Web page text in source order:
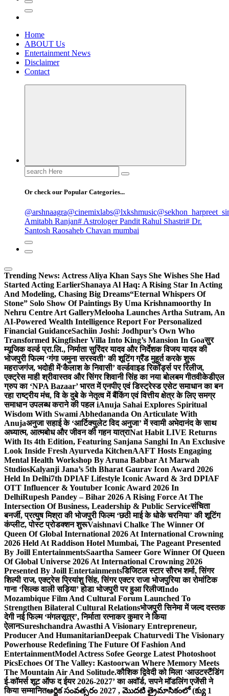
Home
ABOUT Us
Entertainment News
Disclaimer
Contact
Search
for:
Or check our Popular Categories...
@arshnaagra@cinemixlabs@lxkshmusic
Amitabh Ranjan# Astrologer Pandit Rahul Shastri# Dr.
Santosh Raosaheb Chavan mumbai
Trending News: Actress Aliya Khan Says She Wishes She Had
Started Acting EarlierShanaya Al Haq: A Rising Star In Acting
And Modeling, Chasing Big Dreams“Eternal Whispers Of
Stone” Solo Show Of Paintings By Uma Krishnamoorthy In
Nehru Centre Art GalleryMelooha Launches Artha Sutram, An
AI-Powered Wealth Intelligence Report For Personalized
Financial GuidanceSachiin Joshi: Jodhpur’s Own Who
Transformed Kingfisher Villa Into King’s Mansion In Goaसुर
म्यूजिक वर्ल्ड प्रा.लि., निर्माता सुरिंदर यादव और निर्देशक विजय यादव की
भोजपुरी फिल्म ‘गंगा जमुना सरस्वती’ की शूटिंग ग्रैंड मुहूर्त करके शुरू
महराजगंज, भदोही में‘कैलाश के निवासी’ वर्ल्डवाइड रिकॉर्ड्स पर रिलीज,
एक्ट्रेस माही श्रीवास्तव और सिंगर शिवानी सिंह का नया बोलबम गीतवीकेडीएल
ग्रुप का ‘NPA Bazaar’ भारत में एनपीए एवं डिस्ट्रेस्ड एसेट समाधान का बन
रहा राष्ट्रीय मंच, वि के दुबे के नेतृत्व में बैंकिंग एवं वित्तीय क्षेत्र के लिए समग्र
समाधान उपलब्ध कराने की पहल iAnuja Sahai Explores Spiritual
Wisdom With Swami Abhedananda On Articulate With
Anujaअनुजा सहाई के ‘आर्टिक्युलेट विद अनुजा’ में स्वामी अभेदानंद के साथ
अध्यात्म, आत्मबोध और जीवन की गहन यात्राNat Habit LIVE Returns
With Its 4th Edition, Featuring Sanjana Sanghi In An Exclusive
Look Inside Fresh Ayurveda KitchenAAFT Hosts Engaging
Mental Health Workshop By Aruna Babbar At Marwah
StudiosKalyanji Jana’s 5th Bharat Gaurav Icon Award 2026
Held In Delhi7th DPIAF Lifestyle Iconic Award & 3rd DPIAF
OTT Influencer & Youtuber Iconic Award 2026 In
DelhiRupesh Pandey – Bihar 2026 A Rising Force At The
Intersection Of Business, Leadership & Public Serviceसंचिता
बनर्जी, प्रत्युष मिश्रा की भोजपुरी फिल्म ‘छठी माई के धोके चरनिया’ की शूटिंग
कंप्लीट, पोस्ट प्रोडक्शन शुरूVaishnavi Chalke The Winner Of
Queen Of Global International 2026 At International Crowning
2026 Held At Raddison Hotel Mumbai, The Pageant Presented
By Joill EntertainmentsSaartha Sameer Gore Winner Of Queen
Of Global Universe 2026 At International Crowning 2026
Presented By Joill Entertainmentsडिजिटल स्टार सौरभ शर्मा, सिंगर
शिल्पी राज, एक्ट्रेस प्रियांशु सिंह, सिंगर एक्टर राजा भोजपुरिया का रोमांटिक
गाना ‘सिल्क वाली सड़िया’ होडा भोजपुरी पर हुआ रिलीजIndo
Mozambique Film And Cultural Forum Launched To
Strengthen Bilateral Cultural Relationsभोजपुरी सिनेमा में जल्द दस्तक
देगी नई फिल्म ‘मंगलसूत्र’, निर्माता रत्नाकर कुमार ने किया
ऐलानSureshchandra Awasthi A Visionary Entrepreneur,
Producer And HumanitarianDeepak Chaturvedi The Visionary
Powerhouse Redefining The Future Of Fashion And
EntertainmentModel Actress Sofee George Latest Photoshoot
PicsEchoes Of The Valley: Kastoorwan Where Memory Meets
The Mountain Air And Solitude.कौशिक द्विवेदी को मिला ‘आउटस्टैंडिंग
ई-कॉमर्स शूट ऑफ द ईयर 2026-2027’ का अवॉर्ड, सपने मॉडलिंग एजेंसी ने
किया सम्मानितఆర్థిక సంవత్సరం 2027 , మొదటి త్రైమాసికంలో (క్యు 1